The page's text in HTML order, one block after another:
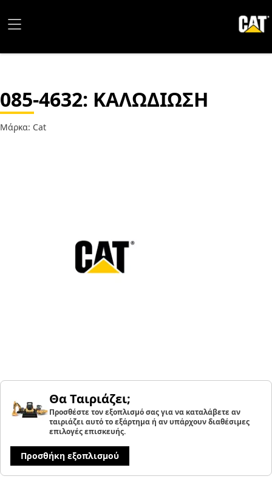
085-4632: ΚΑΛΩΔΙΩΣΗ
Μάρκα: Cat
Θα Ταιριάζει;
Προσθέστε τον εξοπλισμό σας για να καταλάβετε αν
ταιριάζει αυτό το εξάρτημα ή αν υπάρχουν διαθέσιμες
επιλογές επισκευής.
Προσθήκη εξοπλισμού